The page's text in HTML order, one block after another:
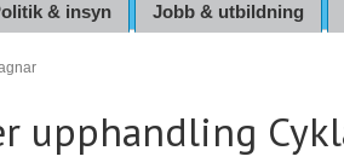
& insyn Jobb & utbildning
upphandling